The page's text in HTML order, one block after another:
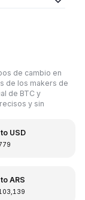
de cambio en
de los makers de
de BTC y
y sin
USD
ARS